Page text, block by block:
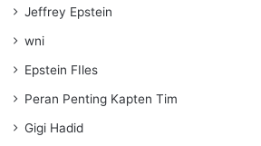
Jeffrey Epstein
wni
Epstein FIles
Peran Penting Kapten Tim
Gigi Hadid